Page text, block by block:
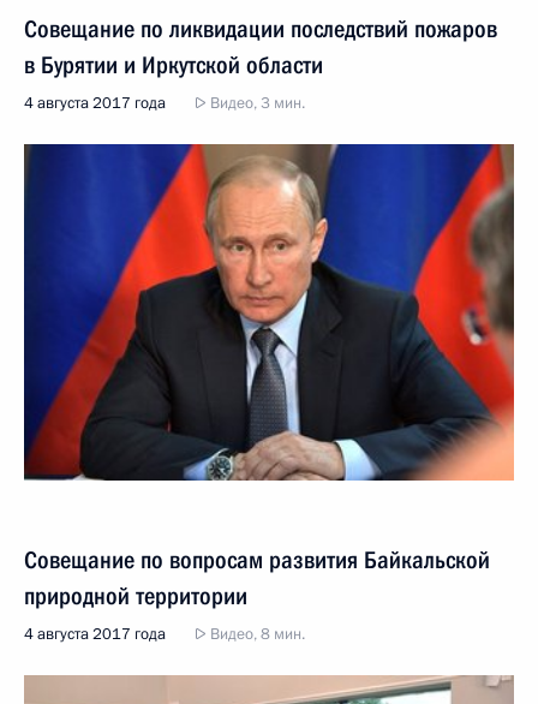
Совещание по ликвидации последствий пожаров
в Бурятии и Иркутской области
4 августа 2017 года Видео, 3 мин.
Совещание по вопросам развития Байкальской
природной территории
4 августа 2017 года Видео, 8 мин.